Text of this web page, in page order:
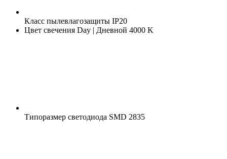
Класс пылевлагозащиты IP20
Цвет свечения Day | Дневной 4000 K
Типоразмер светодиода SMD 2835